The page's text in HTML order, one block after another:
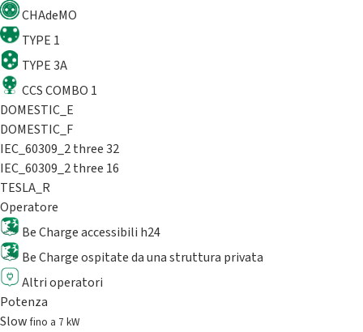
CHAdeMO
TYPE 1
TYPE 3A
CCS COMBO 1
DOMESTIC_E
DOMESTIC_F
IEC_60309_2 three 32
IEC_60309_2 three 16
TESLA_R
Operatore
Be Charge accessibili h24
Be Charge ospitate da una struttura privata
Altri operatori
Potenza
Slowfino a 7 kW